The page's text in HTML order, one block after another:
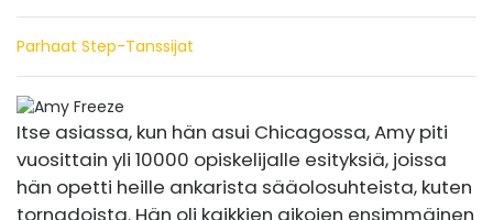
Parhaat Step-Tanssijat
Itse asiassa, kun hän asui Chicagossa, Amy piti
vuosittain yli 10000 opiskelijalle esityksiä, joissa
hän opetti heille ankarista sääolosuhteista, kuten
tornadoista. Hän oli kaikkien aikojen ensimmäinen